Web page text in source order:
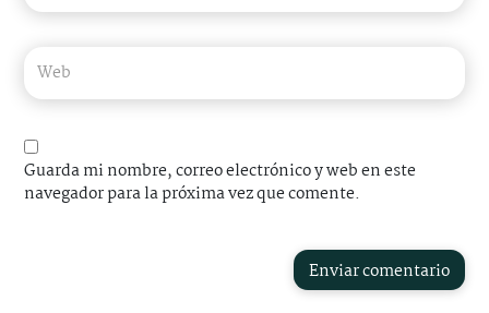
Guarda mi nombre, correo electrónico y web en este
navegador para la próxima vez que comente.
Enviar comentario